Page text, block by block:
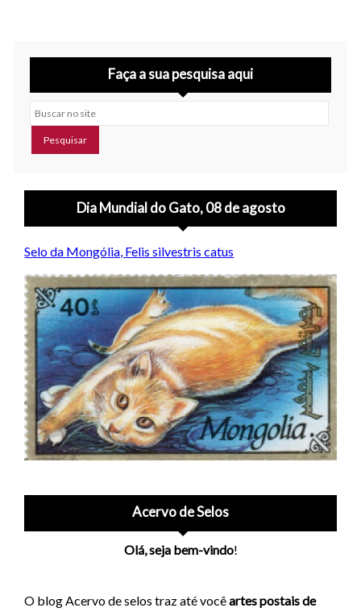
Faça a sua pesquisa aqui
Buscar no site
Dia Mundial do Gato, 08 de agosto
Selo da Mongólia, Felis silvestris catus
Acervo de Selos
Olá, seja bem-vindo!
O blog Acervo de selos traz até vocêartes postais de